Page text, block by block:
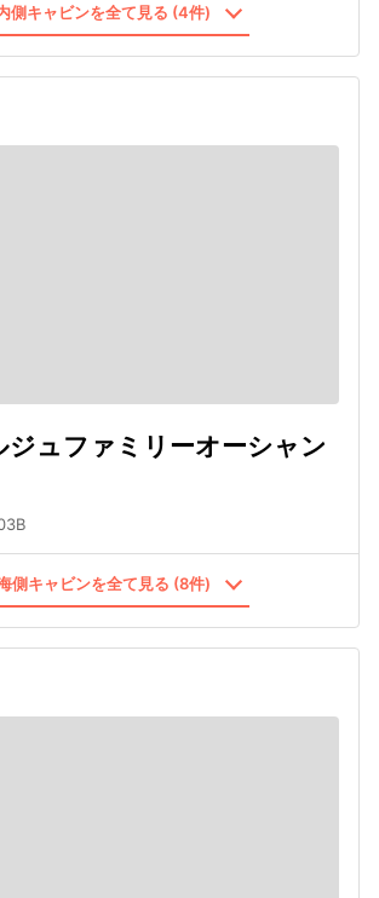
側キャビンを全て見る (4件)
ジュファミリーオーシャン
側キャビンを全て見る (8件)